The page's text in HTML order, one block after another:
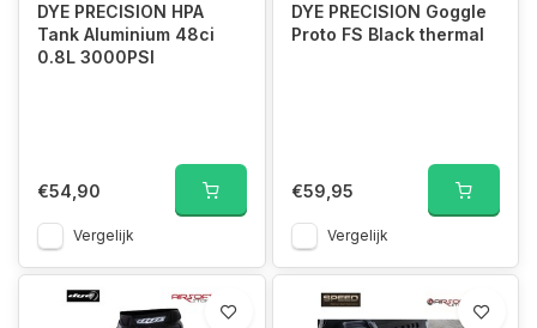
DYE PRECISION HPA
Tank Aluminium 48ci
0.8L 3000PSI
€54,90
Vergelijk
DYE PRECISION Goggle
Proto FS Black thermal
€59,95
Vergelijk